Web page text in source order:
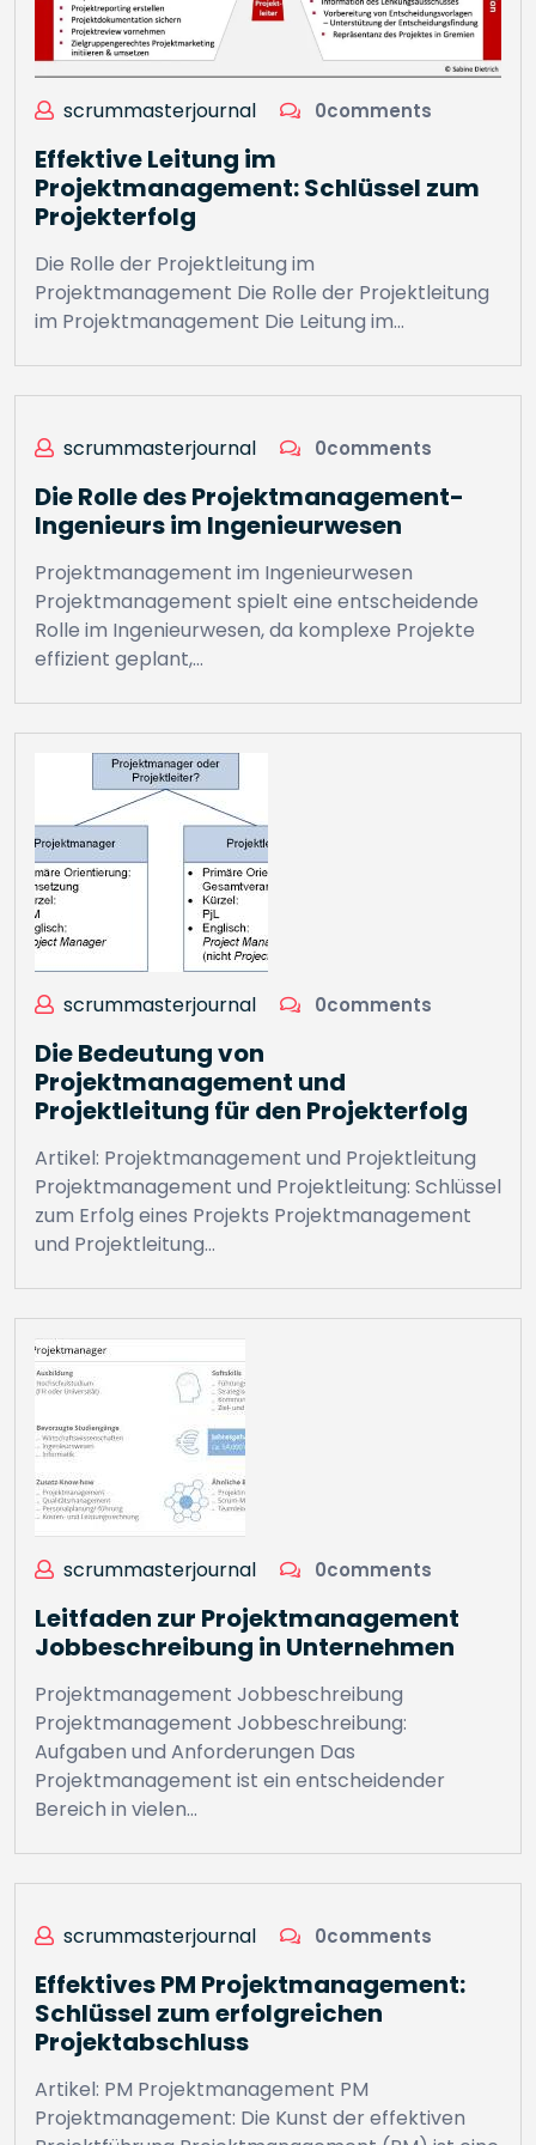
scrummasterjournal 0comments
Effektive Leitung im
Projektmanagement: Schlüssel zum
Projekterfolg
Die Rolle der Projektleitung im
Projektmanagement Die Rolle der Projektleitung
im Projektmanagement Die Leitung im…
scrummasterjournal 0comments
Die Rolle des Projektmanagement-
Ingenieurs im Ingenieurwesen
Projektmanagement im Ingenieurwesen
Projektmanagement spielt eine entscheidende
Rolle im Ingenieurwesen, da komplexe Projekte
effizient geplant,…
scrummasterjournal 0comments
Die Bedeutung von
Projektmanagement und
Projektleitung für den Projekterfolg
Artikel: Projektmanagement und Projektleitung
Projektmanagement und Projektleitung: Schlüssel
zum Erfolg eines Projekts Projektmanagement
und Projektleitung…
scrummasterjournal 0comments
Leitfaden zur Projektmanagement
Jobbeschreibung in Unternehmen
Projektmanagement Jobbeschreibung
Projektmanagement Jobbeschreibung:
Aufgaben und Anforderungen Das
Projektmanagement ist ein entscheidender
Bereich in vielen…
scrummasterjournal 0comments
Effektives PM Projektmanagement:
Schlüssel zum erfolgreichen
Projektabschluss
Artikel: PM Projektmanagement PM
Projektmanagement: Die Kunst der effektiven